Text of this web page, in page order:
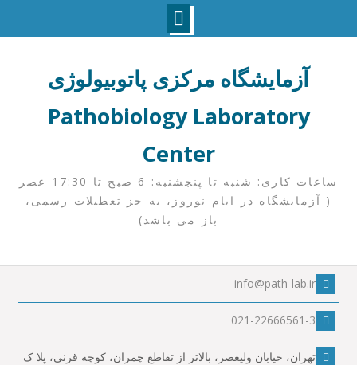
آزمایشگاه مرکزی پاتوبیولوژی
Pathobiology Laboratory
Center
ساعات کاری: شنبه تا پنجشنبه: 6 صبح تا 17:30 عصر
( آزمایشگاه در ایام نوروز، به جز تعطیلات رسمی،
باز می باشد)
info@path-lab.ir
021-22666561-3
تهران، خیابان ولیعصر، بالاتر از تقاطع چمران، کوچه قرنی، پلا ک